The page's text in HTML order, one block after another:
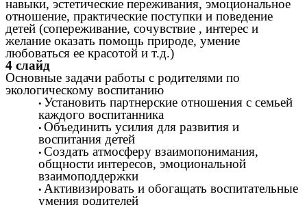
навыки, эстетические переживания, эмоциональное
отношение, практические поступки и поведение
детей (сопереживание, сочувствие , интерес и
желание оказать помощь природе, умение
любоваться ее красотой и т.д.)
4 слайд
Основные задачи работы с родителями по
экологическому воспитанию
Установить партнерские отношения с семьей
каждого воспитанника
Объединить усилия для развития и
воспитания детей
Создать атмосферу взаимопонимания,
общности интересов, эмоциональной
взаимоподдержки
Активизировать и обогащать воспитательные
умения родителей